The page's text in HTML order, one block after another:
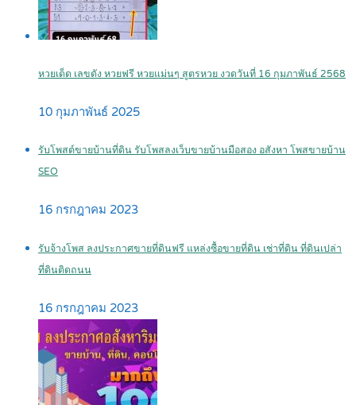
หวยเด็ด เลขดัง หวยฟรี หวยแม่นๆ สูตรหวย งวดวันที่ 16 กุมภาพันธ์ 2568
10 กุมภาพันธ์ 2025
รับโพสต์ขายบ้านที่ดิน รับโพสลงเว็บขายบ้านมือสอง อสังหา โพสขายบ้าน
SEO
16 กรกฎาคม 2023
รับจ้างโพส ลงประกาศขายที่ดินฟรี แหล่งซื้อขายที่ดิน เช่าที่ดิน ที่ดินเปล่า
ที่ดินติดถนน
16 กรกฎาคม 2023